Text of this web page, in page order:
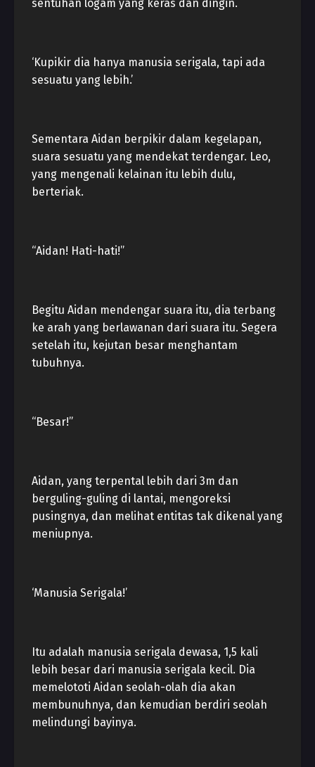
sentuhan logam yang keras dan dingin.
‘Kupikir dia hanya manusia serigala, tapi ada
sesuatu yang lebih.’
Sementara Aidan berpikir dalam kegelapan,
suara sesuatu yang mendekat terdengar. Leo,
yang mengenali kelainan itu lebih dulu,
berteriak.
“Aidan! Hati-hati!”
Begitu Aidan mendengar suara itu, dia terbang
ke arah yang berlawanan dari suara itu. Segera
setelah itu, kejutan besar menghantam
tubuhnya.
“Besar!”
Aidan, yang terpental lebih dari 3m dan
berguling-guling di lantai, mengoreksi
pusingnya, dan melihat entitas tak dikenal yang
meniupnya.
‘Manusia Serigala!’
Itu adalah manusia serigala dewasa, 1,5 kali
lebih besar dari manusia serigala kecil. Dia
memelototi Aidan seolah-olah dia akan
membunuhnya, dan kemudian berdiri seolah
melindungi bayinya.